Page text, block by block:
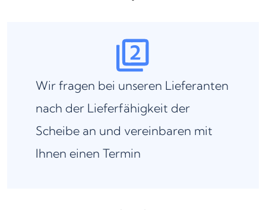
Wir fragen bei unseren Lieferanten
nach der Lieferfähigkeit der
Scheibe an und vereinbaren mit
Ihnen einen Termin